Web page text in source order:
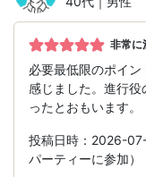
非常に
必要最低限のポイ
感じました。進行
ったとおもいます。
投稿日時：2026-
パーティーに参加）